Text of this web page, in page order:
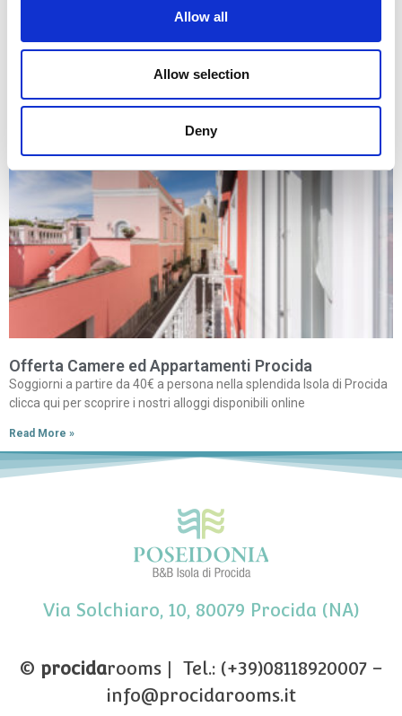
Allow all
Allow selection
Deny
Offerta Lastminute Procida
Soggiorni a partire da 40€ a persona nella splendida Isola di Procida
clicca qui per scoprire i nostri alloggi disponibili online
Read More »
Offerta Camere ed Appartamenti Procida
Soggiorni a partire da 40€ a persona nella splendida Isola di Procida
clicca qui per scoprire i nostri alloggi disponibili online
Read More »
Via Solchiaro, 10, 80079 Procida (NA)
© procidarooms | Tel.: (+39)08118920007 –
info@procidarooms.it